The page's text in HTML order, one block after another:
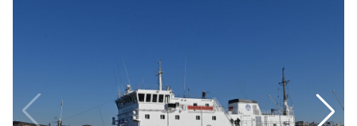
релизы
Metro